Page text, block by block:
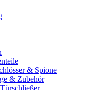
& Spione
& Zubehör